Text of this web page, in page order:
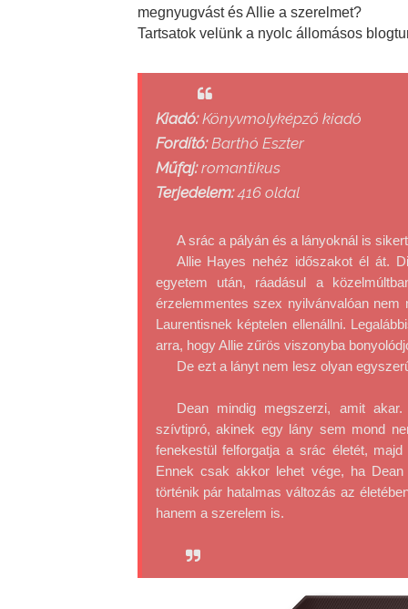
megnyugvást és Allie a szerelmet?
Tartsatok velünk a nyolc állomásos
Kiadó:Könyvmolyképző kiadó
Fordító:Barthó Eszter
Műfaj:romantikus
Terjedelem:416 oldal
A srác a pályán és a lányoknál is
Allie Hayes nehéz időszakot él át.
egyetem után, ráadásul a
érzelemmentes szex nyilvánvalóan
Laurentisnek képtelen ellenállni.
arra, hogy Allie zűrös viszonyba
De ezt a lányt nem lesz olyan
Dean mindig megszerzi, amit
szívtipró, akinek egy lány sem mond
fenekestül felforgatja a srác életét,
Ennek csak akkor lehet vége, ha
történik pár hatalmas változás az
hanem a szerelem is.